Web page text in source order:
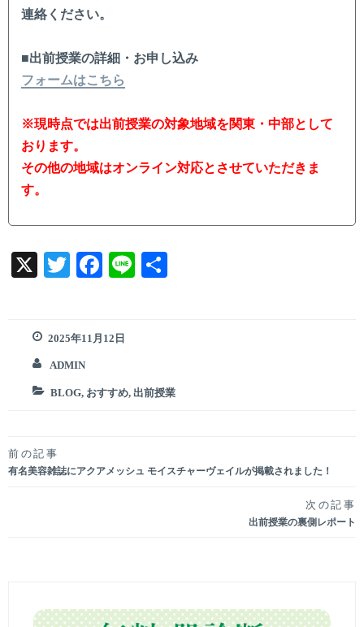
連絡ください。
■出前授業の詳細・お申し込み
フォームはこちら
※現時点では出前授業の対象地域を関東・中部として
おります。
その他の地域はオンライン対応とさせていただきま
す。
X T
te
r
F
e
o
Li
2025年11月12日
ADMIN
BLOG, おすすめ, 出前授業
投
前の記事
有名美容雑誌にアクアメッシュ モイスチャーヴェイルが掲載されました！
次の記事
出前授業の裏側レポート